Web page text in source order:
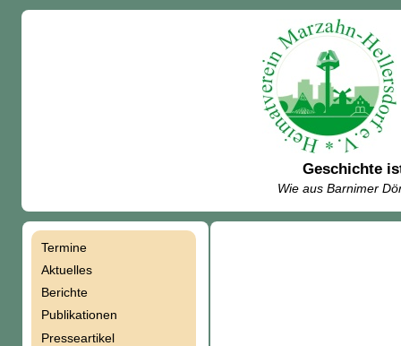
Geschichte
Wie aus Barnimer
Termine
Aktuelles
Berichte
Publikationen
Presseartikel